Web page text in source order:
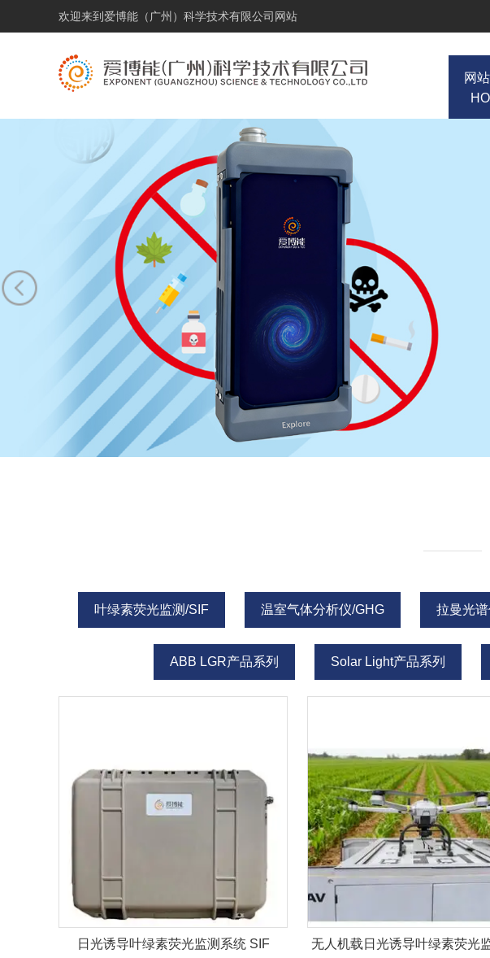
欢迎来到 爱博能（广州）科学技术有限公司网站
网
叶绿素荧光监测/SIF 温室气体分析仪/GHG 拉曼光
ABB LGR产品系列 Solar Light产品系列
日光诱导叶绿素荧光监测系统 SIF 无人机载日光诱导叶绿素荧光